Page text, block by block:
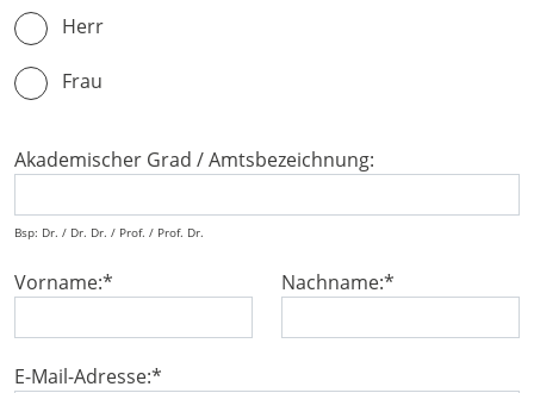
Herr
Frau
Akademischer Grad / Amtsbezeichnung:
Bsp: Dr. / Dr. Dr. / Prof. / Prof. Dr.
Vorname:* Nachname:*
E-Mail-Adresse:*